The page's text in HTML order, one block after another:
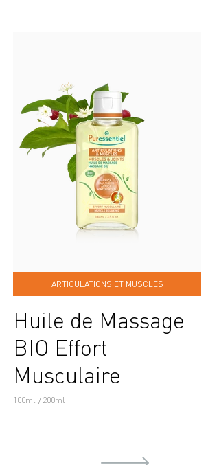
ARTICULATIONS ET MUSCLES
Huile de Massage
BIO Effort
Musculaire
100ml 200ml